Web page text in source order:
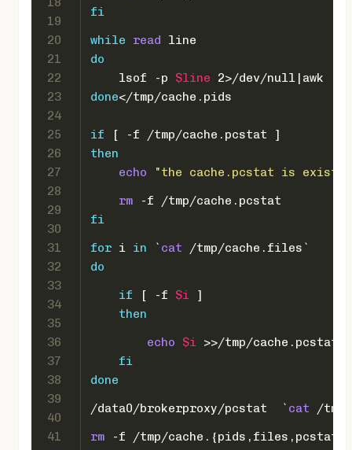
19
20
21
22
23
24
25
26
27
28
29
30
31
32
33
34
35
36
37
38
39
40
41
fi
while
read line
do
    lsof -p
$line 2>/dev/null|awk
done</tmp/cache.pids
if [ -f /tmp/cache.pcstat ]
then
echo
"the cache.pcstat is exist,
rm -f /tmp/cache.pcstat
fi
for i in ` cat /tmp/cache.files`
do
if [ -f $i ]
then
echo
$i >>/tmp/cache.pcstat
fi
done
/data0/brokerproxy/pcstat  ` cat /
rm -f /tmp/cache.{pids,files,pcstat}